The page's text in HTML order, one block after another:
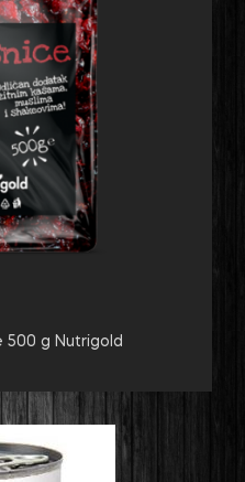
500 g Nutrigold